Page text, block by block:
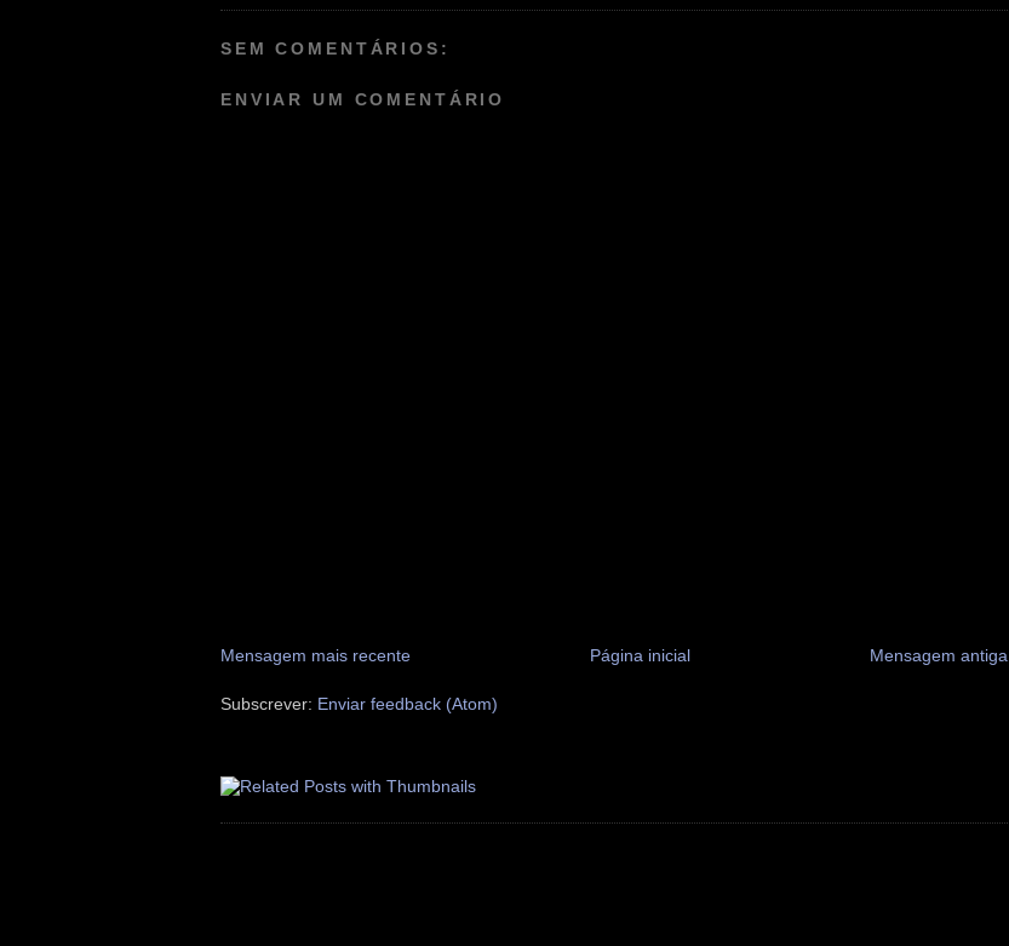
SEM COMENTÁRIOS:
ENVIAR UM COMENTÁRIO
Mensagem mais recente Mensagem antiga
Página inicial
Subscrever: Enviar feedback (Atom)